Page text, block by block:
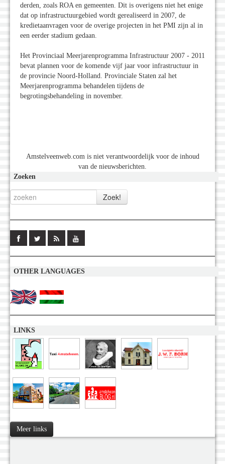
derden, zoals ROA en gemeenten. Dit is overigens niet het enige
dat op infrastructuurgebied wordt gerealiseerd in 2007, de
kredietaanvragen voor de overige projecten in het PMI zijn al in
een eerder stadium gedaan.
Het Provinciaal Meerjarenprogramma Infrastructuur 2007 - 2011
bevat plannen voor de komende vijf jaar voor infrastructuur in
de provincie Noord-Holland. Provinciale Staten zal het
Meerjarenprogramma behandelen tijdens de
begrotingsbehandeling in november.
Amstelveenweb.com is niet verantwoordelijk voor de inhoud
van de nieuwsberichten.
Zoeken
OTHER LANGUAGES
LINKS
Meer links